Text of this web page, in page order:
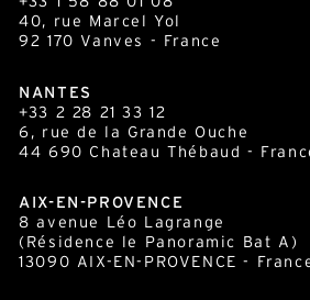
3, rue Raymond Lavigne
33 100
Bordeaux - France
+33 1 58 88 01 08
40, rue Marcel Yol
92 170 Vanves - France
+33 2 28 21 33 12
6, rue de la Grande Ouche
44 690 Chateau Thébaud - France